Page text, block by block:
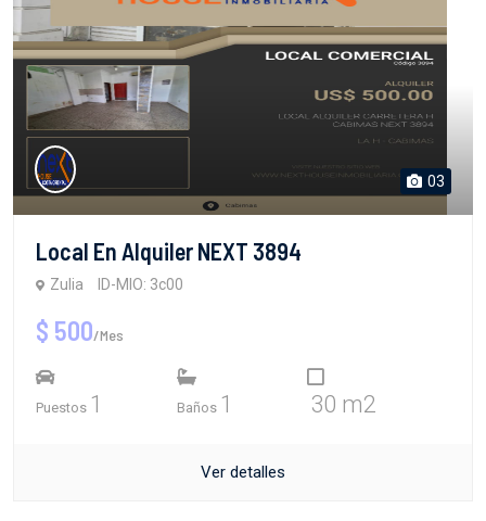
03
Local En Alquiler NEXT 3894
Zulia ID-MIO: 3c00
$ 500/Mes
Puestos 1 Baños 1 30 m2
Ver detalles